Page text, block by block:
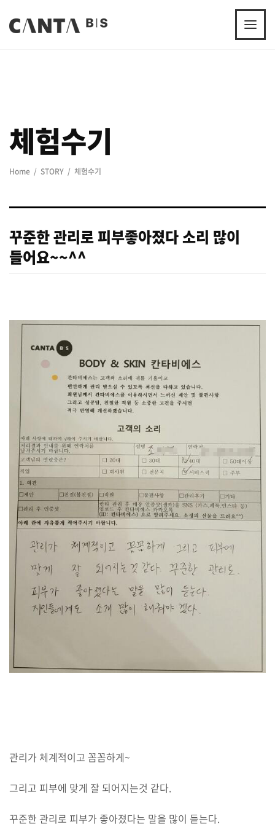
체험수기
Home STORY 체험수기
꾸준한 관리로 피부좋아졌다 소리 많이
들어요~~^^
관리가 체계적이고 꼼꼼하게~
그리고 피부에 맞게 잘 되어지는것 같다.
꾸준한 관리로 피부가 좋아졌다는 말을 많이 듣는다.